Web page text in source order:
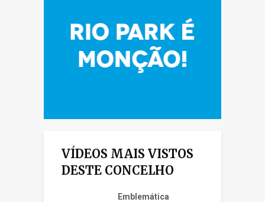
VÍDEOS MAIS VISTOS
DESTE CONCELHO
Emblemática